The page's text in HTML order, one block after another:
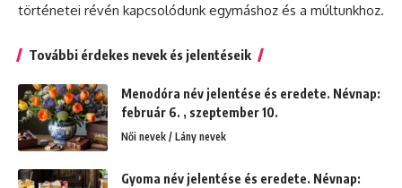
történetei révén kapcsolódunk egymáshoz és a múltunkhoz.
További érdekes nevek és jelentéseik
Menodóra név jelentése és eredete. Névnap:
február 6. , szeptember 10.
Női nevek / Lány nevek
Gyoma név jelentése és eredete. Névnap: